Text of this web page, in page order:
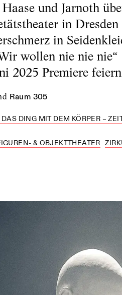
und Jarnoth
in
in
wollen nie nie
2025 Premiere
Raum 305
DING MIT DEM KÖRPER –
& OBJEKTTHEATER